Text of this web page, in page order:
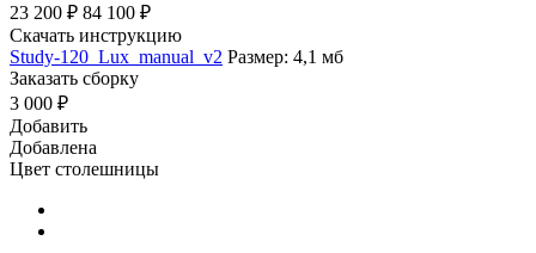
23 200 ₽ 84 100 ₽
Скачать инструкцию
Study-120_Lux_manual_v2 Размер: 4,1 мб
Заказать сборку
3 000 ₽
Добавить
Добавлена
Цвет столешницы